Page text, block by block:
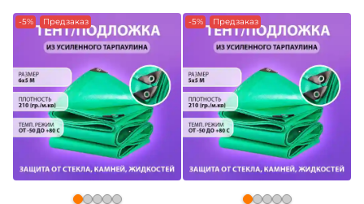
-5% Предзаказ -5% Предзаказ